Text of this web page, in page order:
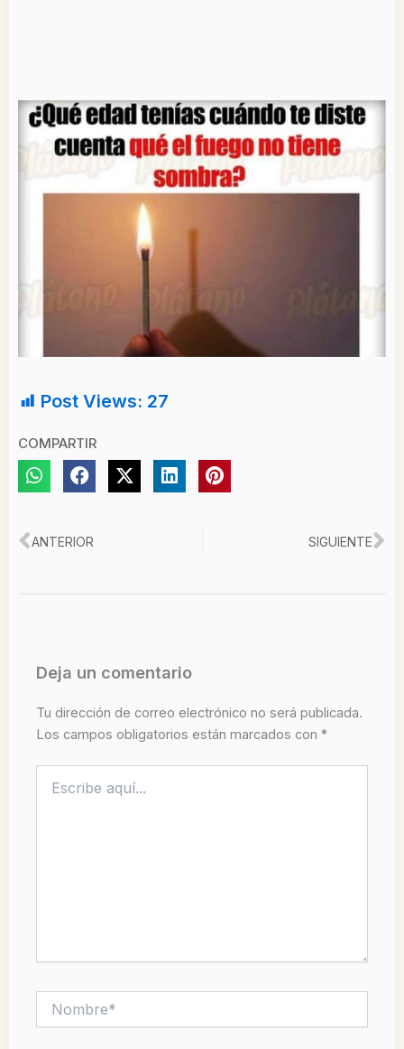
Post Views: 27
COMPARTIR
Ant
ANTERIOR SIGUIENTE
Deja un comentario
Tu dirección de correo electrónico no será publicada.
Los campos obligatorios están marcados con *
aquí...